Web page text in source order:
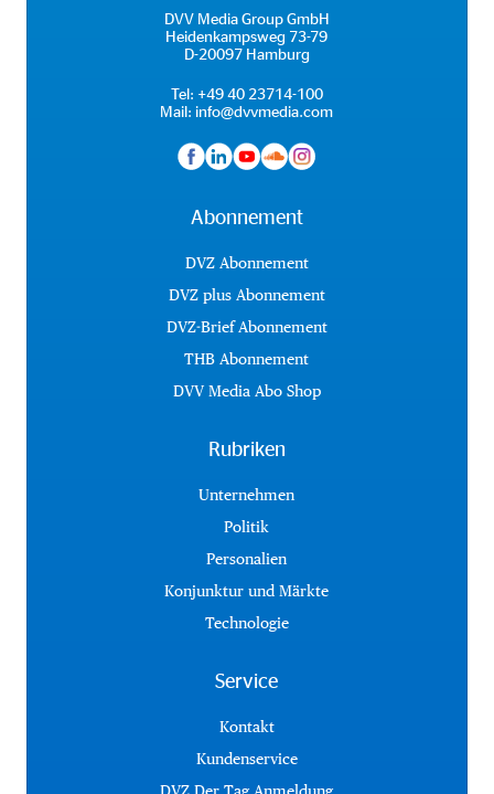
DVV Media Group GmbH
Heidenkampsweg 73-79
D-20097 Hamburg
Tel: +49 40 23714-100
Mail: info@dvvmedia.com
Abonnement
DVZ Abonnement
DVZ plus Abonnement
DVZ-Brief Abonnement
THB Abonnement
DVV Media Abo Shop
Rubriken
Unternehmen
Politik
Personalien
Konjunktur und Märkte
Technologie
Service
Kontakt
Kundenservice